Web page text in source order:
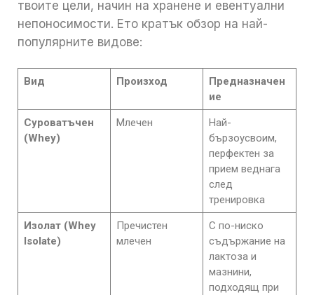
твоите цели, начин на хранене и евентуални
непоносимости. Ето кратък обзор на най-
популярните видове:
Вид Произход
Предназначен
ие
Суроватъчен
(Whey)
Млечен
Най-
бързоусвоим,
перфектен за
прием веднага
след
тренировка
Изолат (Whey
Isolate)
Пречистен
млечен
С по-ниско
съдържание на
лактоза и
мазнини,
подходящ при